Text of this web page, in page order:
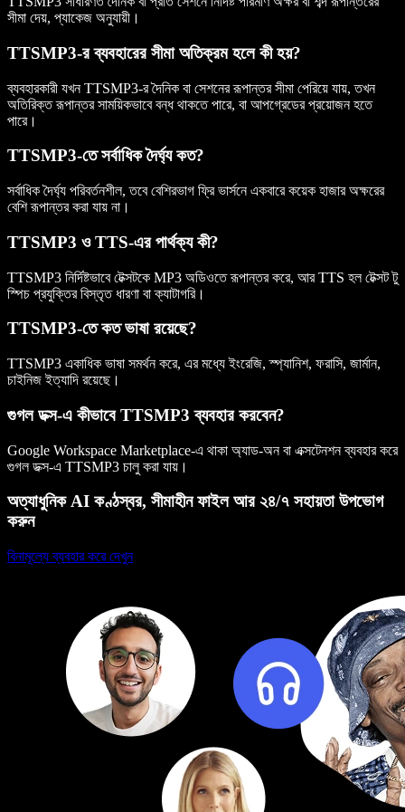
সীমা দেয়, প্যাকেজ অনুযায়ী।
TTSMP3-র ব্যবহারের সীমা অতিক্রম হলে কী হয়?
ব্যবহারকারী যখন TTSMP3-র দৈনিক বা সেশনের রূপান্তর সীমা পেরিয়ে যায়, তখন
অতিরিক্ত রূপান্তর সাময়িকভাবে বন্ধ থাকতে পারে, বা আপগ্রেডের প্রয়োজন হতে
পারে।
TTSMP3-তে সর্বাধিক দৈর্ঘ্য কত?
সর্বাধিক দৈর্ঘ্য পরিবর্তনশীল, তবে বেশিরভাগ ফ্রি ভার্সনে একবারে কয়েক হাজার অক্ষরের
বেশি রূপান্তর করা যায় না।
TTSMP3 ও TTS-এর পার্থক্য কী?
TTSMP3 নির্দিষ্টভাবে টেক্সটকে MP3 অডিওতে রূপান্তর করে, আর TTS হল টেক্সট টু
স্পিচ প্রযুক্তির বিস্তৃত ধারণা বা ক্যাটাগরি।
TTSMP3-তে কত ভাষা রয়েছে?
TTSMP3 একাধিক ভাষা সমর্থন করে, এর মধ্যে ইংরেজি, স্প্যানিশ, ফরাসি, জার্মান,
চাইনিজ ইত্যাদি রয়েছে।
গুগল ডক্স-এ কীভাবে TTSMP3 ব্যবহার করবেন?
Google Workspace Marketplace-এ থাকা অ্যাড-অন বা এক্সটেনশন ব্যবহার করে
গুগল ডক্স-এ TTSMP3 চালু করা যায়।
অত্যাধুনিক AI কণ্ঠস্বর, সীমাহীন ফাইল আর ২৪/৭ সহায়তা উপভোগ
করুন
বিনামূল্যে ব্যবহার করে দেখুন